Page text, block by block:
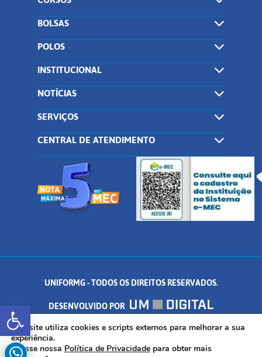
Abrir a barra de ferramentas
BOLSAS
POLOS
INSTITUCIONAL
NOTÍCIAS
SERVIÇOS
CENTRAL DE ATENDIMENTO
UNIFORMG - TODOS OS DIREITOS RESERVADOS.
DESENVOLVIDO POR
AV. DR. ARNALDO DE SENNA, 328 - PALMEIRAS, FORMIGA/MG - CEP:
35.574.530
Este site utiliza cookies e scripts externos para melhorar a sua
experiência.
Acesse nossa Política de Privacidade para obter mais